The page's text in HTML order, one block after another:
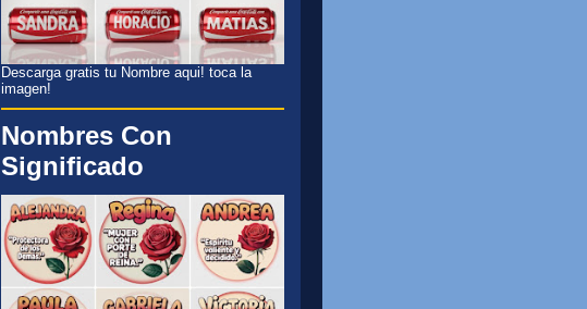
Descarga gratis tu Nombre aqui! toca la
imagen!
Nombres Con
Significado